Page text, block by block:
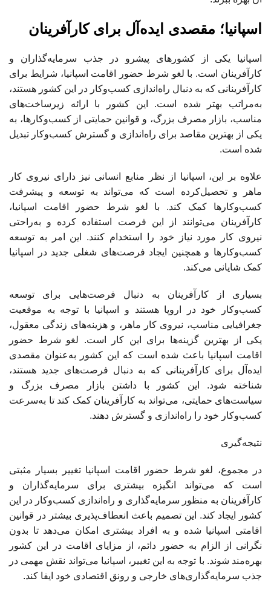
اسپانیا؛ مقصدی ایده‌آل برای کارآفرینان
اسپانیا یکی از کشورهای پیشرو در جذب سرمایه‌گذاران و
کارآفرینان است. با لغو شرط حضور اقامت اسپانیا، شرایط برای
کارآفرینانی که به دنبال راه‌اندازی کسب‌وکار در این کشور هستند،
به‌مراتب بهتر شده است. این کشور با ارائه زیرساخت‌های
مناسب، بازار مصرف بزرگ، و قوانین حمایتی از کسب‌وکارها، به
یکی از بهترین مقاصد برای راه‌اندازی و گسترش کسب‌وکار تبدیل
شده است.
علاوه بر این، اسپانیا از نظر منابع انسانی نیز دارای نیروی کار
ماهر و تحصیل‌کرده است که می‌تواند به توسعه و پیشرفت
کسب‌وکارها کمک کند. با لغو شرط حضور اقامت اسپانیا،
کارآفرینان می‌توانند از این فرصت استفاده کرده و به‌راحتی
نیروی کار مورد نیاز خود را استخدام کنند. این امر به توسعه
کسب‌وکارها و همچنین ایجاد فرصت‌های شغلی جدید در اسپانیا
کمک شایانی می‌کند.
بسیاری از کارآفرینان به دنبال فرصت‌هایی برای توسعه
کسب‌وکار خود در اروپا هستند و اسپانیا با توجه به موقعیت
جغرافیایی مناسب، نیروی کار ماهر، و هزینه‌های زندگی معقول،
یکی از بهترین گزینه‌ها برای این کار است. لغو شرط حضور
اقامت اسپانیا باعث شده است که این کشور به‌عنوان مقصدی
ایده‌آل برای کارآفرینانی که به دنبال فرصت‌های جدید هستند،
شناخته شود. این کشور با داشتن بازار مصرف بزرگ و
سیاست‌های حمایتی، می‌تواند به کارآفرینان کمک کند تا به‌سرعت
کسب‌وکار خود را راه‌اندازی و گسترش دهند.
نتیجه‌گیری
در مجموع، لغو شرط حضور اقامت اسپانیا تغییر بسیار مثبتی
است که می‌تواند انگیزه بیشتری برای سرمایه‌گذاران و
کارآفرینان به منظور سرمایه‌گذاری و راه‌اندازی کسب‌وکار در این
کشور ایجاد کند. این تصمیم باعث انعطاف‌پذیری بیشتر در قوانین
اقامتی اسپانیا شده و به افراد بیشتری امکان می‌دهد تا بدون
نگرانی از الزام به حضور دائم، از مزایای اقامت در این کشور
بهره‌مند شوند. با توجه به این تغییر، اسپانیا می‌تواند نقش مهمی در
جذب سرمایه‌گذاری‌های خارجی و رونق اقتصادی خود ایفا کند.